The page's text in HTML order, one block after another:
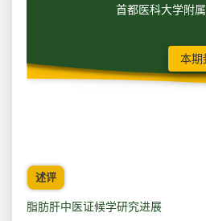
首都医科大学附
本期
述评
脂肪肝中医证候学研究进展